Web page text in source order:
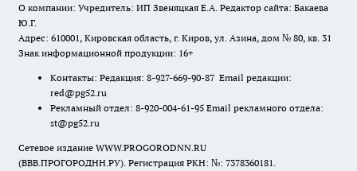
О компании: Учредитель: ИП Звеняцкая Е.А. Редактор сайта: Бакаева
Ю.Г.
Адрес: 610001, Кировская область, г. Киров, ул. Азина, дом № 80, кв. 31
Знак информационной продукции: 16+
Контакты: Редакция: 8-927-669-90-87 Email редакции:
red@pg52.ru
Рекламный отдел: 8-920-004-61-95 Email рекламного отдела:
st@pg52.ru
Сетевое издание WWW.PROGORODNN.RU
(ВВВ.ПРОГОРОДНН.РУ). Регистрация РКН: №: 7378360181.